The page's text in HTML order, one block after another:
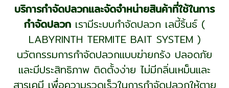
บริการกำจัดปลวกและจัดจำหน่ายสินค้าที่ใช้ในการ
กำจัดปลวก เรามีระบบกำจัดปลวก เลบี้ริ้นธ์ (
LABYRINTH TERMITE BAIT SYSTEM )
นวัตกรรมการกำจัดปลวกแบบฆ่ายกรัง ปลอดภัย
และมีประสิทธิภาพ ติดตั้งง่าย ไม่มีกลิ่นเหม็นและ
สารเคมี เพื่อความรวดเร็วในการกำจัดปลวกให้ตาย